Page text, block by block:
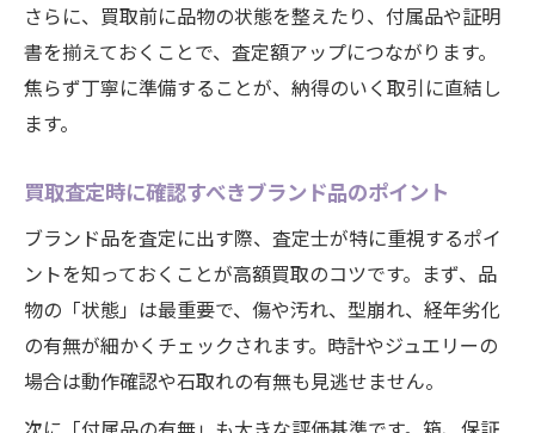
さらに、買取前に品物の状態を整えたり、付属品や証明
書を揃えておくことで、査定額アップにつながります。
焦らず丁寧に準備することが、納得のいく取引に直結し
ます。
買取査定時に確認すべきブランド品のポイント
ブランド品を査定に出す際、査定士が特に重視するポイ
ントを知っておくことが高額買取のコツです。まず、品
物の「状態」は最重要で、傷や汚れ、型崩れ、経年劣化
の有無が細かくチェックされます。時計やジュエリーの
場合は動作確認や石取れの有無も見逃せません。